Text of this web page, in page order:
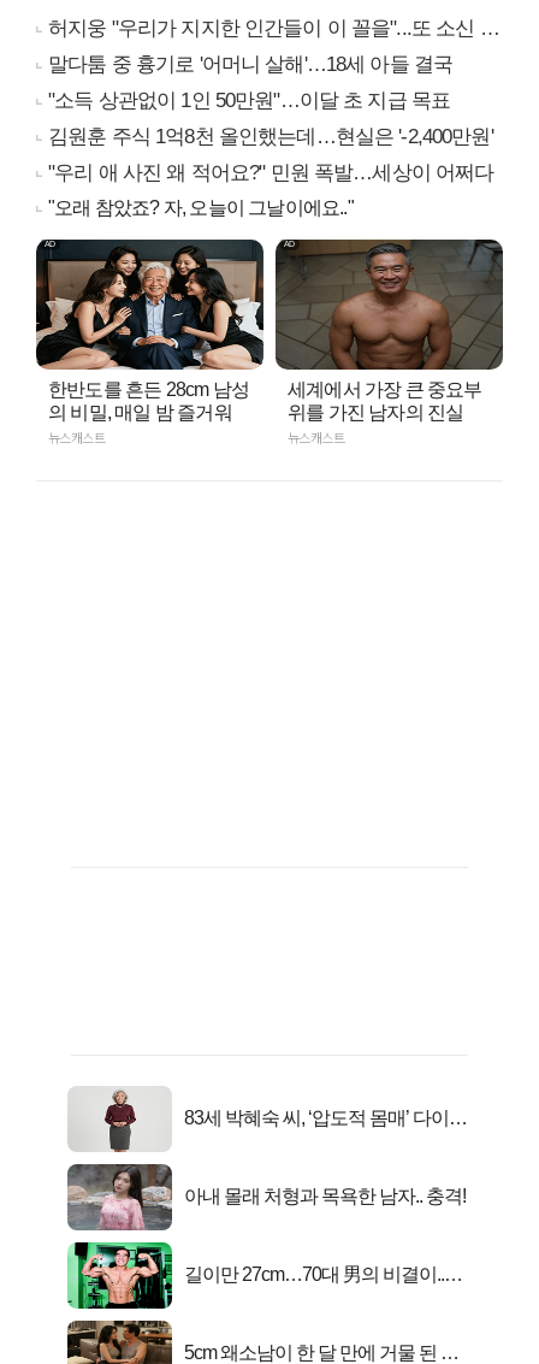
허지웅 "우리가 지지한 인간들이 이 꼴을"...또 소신 발언
말다툼 중 흉기로 '어머니 살해'…18세 아들 결국
"소득 상관없이 1인 50만원"…이달 초 지급 목표
김원훈 주식 1억8천 올인했는데…현실은 '-2,400만원'
"우리 애 사진 왜 적어요?" 민원 폭발…세상이 어쩌다
"오래 참았죠? 자, 오늘이 그날이에요.."
한반도를 흔든 28cm 남성
의 비밀, 매일 밤 즐거워
뉴스캐스트
세계에서 가장 큰 중요부
위를 가진 남자의 진실
뉴스캐스트
83세 박혜숙 씨, ‘압도적 몸매’ 다이어
아내 몰래 처형과 목욕한 남자.. 충격!
길이만 27cm…70대 男의 비결이..충
5cm 왜소남이 한 달 만에 거물 된 사